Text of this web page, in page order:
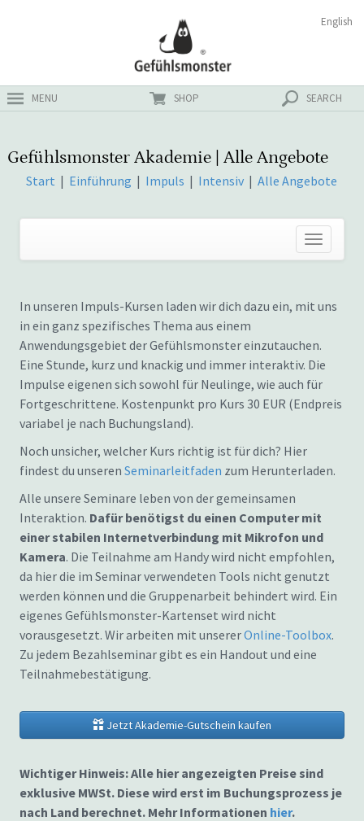
MENU SHOP SEARCH
English
Gefühlsmonster Akademie | Alle Angebote
Start | Einführung | Impuls | Intensiv |Alle Angebote
In unseren Impuls-Kursen laden wir dich dazu ein, mit uns
in ein ganz spezifisches Thema aus einem
Anwendungsgebiet der Gefühlsmonster einzutauchen.
Eine Stunde, kurz und knackig und immer interaktiv. Die
Impulse eigenen sich sowohl für Neulinge, wie auch für
Fortgeschrittene. Kostenpunkt pro Kurs 30 EUR (Endpreis
variabel je nach Buchungsland).
Noch unsicher, welcher Kurs richtig ist für dich? Hier
findest du unseren Seminarleitfaden zum Herunterladen.
Alle unsere Seminare leben von der gemeinsamen
Interaktion. Dafür benötigst du einen Computer mit
einer stabilen Internetverbindung mit Mikrofon und
Kamera. Die Teilnahme am Handy wird nicht empfohlen,
da hier die im Seminar verwendeten Tools nicht genutzt
werden können und die Gruppenarbeit behindert wird. Ein
eigenes Gefühlsmonster-Kartenset wird nicht
vorausgesetzt. Wir arbeiten mit unsererOnline-Toolbox.
Zu jedem Bezahlseminar gibt es ein Handout und eine
Teilnahmebestätigung.
Jetzt Akademie-Gutschein kaufen
Wichtiger Hinweis: Alle hier angezeigten Preise sind
exklusive MWSt. Diese wird erst im Buchungsprozess je
nach Land berechnet. Mehr Informationen hier.